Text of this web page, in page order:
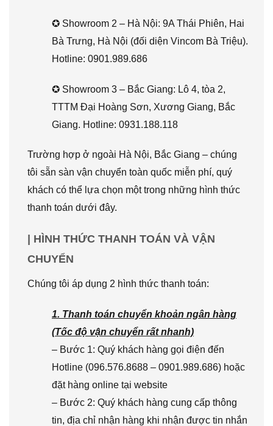
✪ Showroom 2 – Hà Nội: 9A Thái Phiên, Hai
Bà Trưng, Hà Nội (đối diện Vincom Bà Triệu).
Hotline: 0901.989.686
✪ Showroom 3 – Bắc Giang: Lô 4, tòa 2,
TTTM Đại Hoàng Sơn, Xương Giang, Bắc
Giang. Hotline: 0931.188.118
Trường hợp ở ngoài Hà Nội, Bắc Giang – chúng
tôi sẵn sàn vận chuyển toàn quốc miễn phí, quý
khách có thể lựa chọn một trong những hình thức
thanh toán dưới đây.
| HÌNH THỨC THANH TOÁN VÀ VẬN
CHUYỂN
Chúng tôi áp dụng 2 hình thức thanh toán:
1. Thanh toán chuyển khoản ngân hàng
(Tốc độ vận chuyển rất nhanh)
– Bước 1: Quý khách hàng gọi điện đến
Hotline (096.576.8688 – 0901.989.686) hoặc
đặt hàng online tại website
– Bước 2: Quý khách hàng cung cấp thông
tin, địa chỉ nhận hàng khi nhận được tin nhắn